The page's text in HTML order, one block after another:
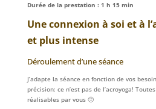
Durée de la prestation : 1 h 15 min
Une connexion à soi et à
et plus intense
Déroulement d’une séance
J’adapte la séance en fonction de vos
précision: ce n’est pas de l’acroyoga!
réalisables par vous 🙂